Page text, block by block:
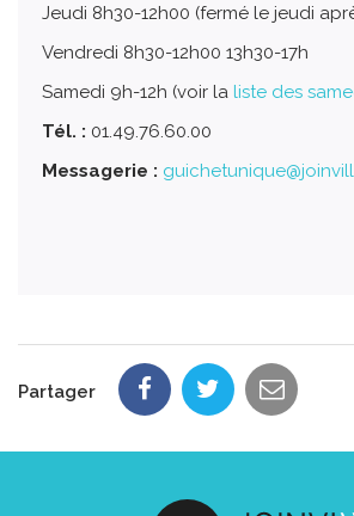
Jeudi 8h30-12h00 (fermé le jeudi
Vendredi 8h30-12h00 13h30-17h
Samedi 9h-12h (voir la liste des
Tél. : 01.49.76.60.00
Messagerie :
Partager